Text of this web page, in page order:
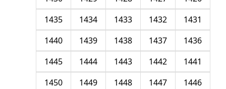
1431
1432
1433
1434
1435
1436
1437
1438
1439
1440
1441
1442
1443
1444
1445
1446
1447
1448
1449
1450